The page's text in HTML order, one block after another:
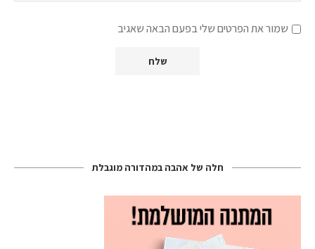
שמור את הפרטים שלי בפעם הבאה שאגיב
חלה של אהבה במהדורה מוגבלת